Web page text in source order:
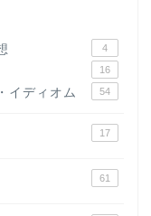
4
16
イディオム 54
17
61